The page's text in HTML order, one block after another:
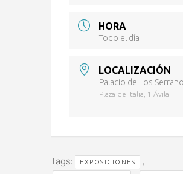
HORA
Todo el día
LOCALIZACIÓN
Palacio de Los Serrano
Plaza de Italia, 1 Ávila
Tags: EXPOSICIONES ,